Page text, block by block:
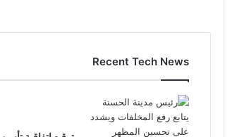
Recent Tech News